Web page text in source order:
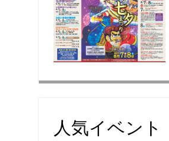
人気イベント